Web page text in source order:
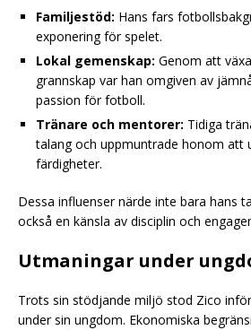
Familjestöd: Hans fars
exponering för spelet.
Lokal gemenskap: Genom att
grannskap var han omgiven av
passion för fotboll.
Tränare och mentorer: Tidiga
talang och uppmuntrade honom att
färdigheter.
Dessa influenser närde inte bara hans
också en känsla av disciplin och
Utmaningar under
Trots sin stödjande miljö stod Zico
under sin ungdom. Ekonomiska